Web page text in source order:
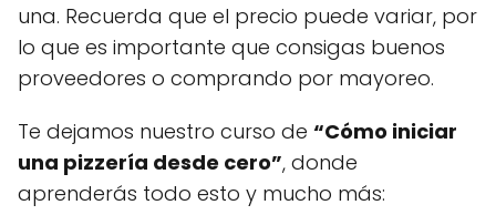
una. Recuerda que el precio puede variar, por
lo que es importante que consigas buenos
proveedores o comprando por mayoreo.
Te dejamos nuestro curso de “Cómo iniciar
una pizzería desde cero”, donde
aprenderás todo esto y mucho más: